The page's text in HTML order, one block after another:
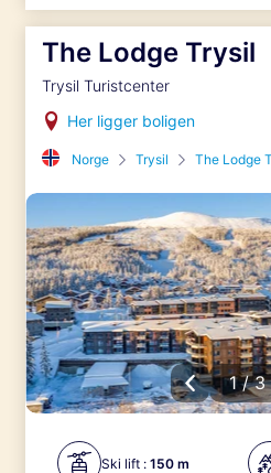
The Lodge Trysil
Trysil Turistcenter
Her ligger boligen
Norge Trysil The Lodge
1 / 3
Ski lift :150 m